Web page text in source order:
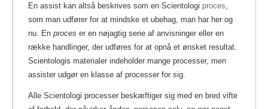
En assist kan altså beskrives som en Scientologi proces
som man udfører for at mindske et ubehag, man har her og
nu. En proces er en nøjagtig serie af anvisninger eller en
række handlinger, der udføres for at opnå et ønsket resultat.
Scientologis materialer indeholder mange processer, men
assister udgør en klasse af processer for sig.
Alle Scientologi processer beskæftiger sig med en bred vifte